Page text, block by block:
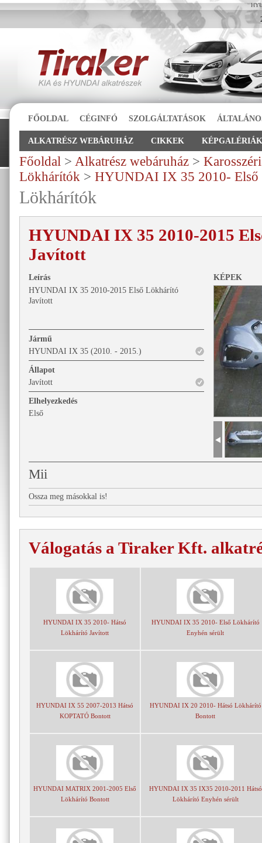
FŐOLDAL CÉGINFÓ SZOLGÁLTATÁSOK
ALKATRÉSZ WEBÁRUHÁZ CIKKEK KÉPGALÉRIÁK
Főoldal > Alkatrész webáruház >
Lökhárítók > HYUNDAI IX 35 2010- Első
Lökhárítók
HYUNDAI IX 35 2010-2015
Javított
KÉPEK
Leírás
HYUNDAI IX 35 2010-2015 Első Lökhárító
Javított
Jármű
HYUNDAI IX 35 (2010. - 2015.)
Állapot
Javított
Elhelyezkedés
Első
Mii
Ossza meg másokkal is!
Válogatás a Tiraker Kft.
HYUNDAI IX 35 2010- Hátsó
Lökhárító Javított
HYUNDAI IX 35 2010- Első Lökhárító
Enyhén sérült
HYUNDAI IX 55 2007-2013 Hátsó
KOPTATÓ Bontott
HYUNDAI IX 20 2010- Hátsó Lökhárító
Bontott
HYUNDAI MATRIX 2001-2005 Első
Lökhárító Bontott
HYUNDAI IX 35 IX35 2010-2011 Hátsó
Lökhárító Enyhén sérült